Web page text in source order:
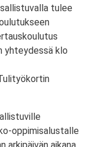
tulee
yhteydessä klo
oppimisalustalle